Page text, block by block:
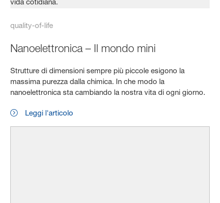
quality-of-life
Nanoelettronica – Il mondo mini
Strutture di dimensioni sempre più piccole esigono la
massima purezza dalla chimica. In che modo la
nanoelettronica sta cambiando la nostra vita di ogni giorno.
Leggi l'articolo